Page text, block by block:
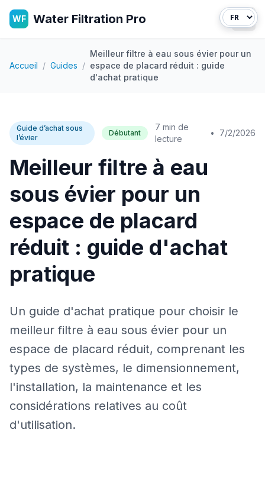
WF Water Filtration Pro
Accueil / Guides /
Meilleur filtre à eau sous évier pour un
espace de placard réduit : guide
d'achat pratique
Guide d’achat sous
l’évier
Débutant
7 min de
lecture
• 7/2/2026
Meilleur filtre à eau
sous évier pour un
espace de placard
réduit : guide d'achat
pratique
Un guide d'achat pratique pour choisir le
meilleur filtre à eau sous évier pour un
espace de placard réduit, comprenant les
types de systèmes, le dimensionnement,
l'installation, la maintenance et les
considérations relatives au coût
d'utilisation.